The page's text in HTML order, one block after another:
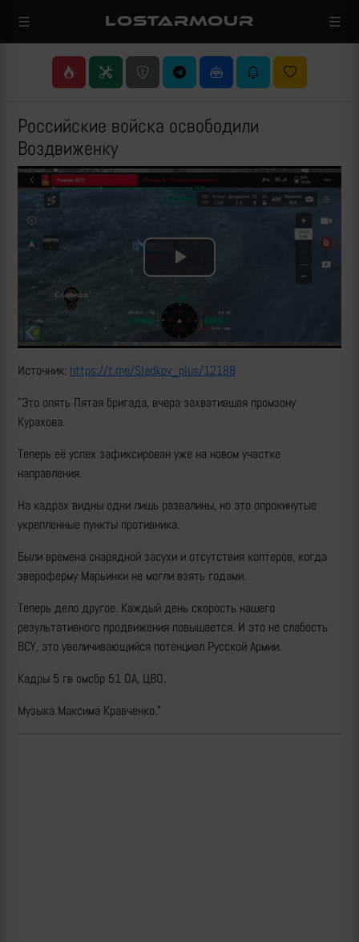
LOSTARMOUR
Российские войска освободили
Воздвиженку
Play
Video
Источник: https://t.me/Sladkov_plus/12188
"Это опять Пятая бригада, вчера захватившая промзону
Курахова.
Теперь её успех зафиксирован уже на новом участке
направления.
На кадрах видны одни лишь развалины, но это опрокинутые
укрепленные пункты противника.
Были времена снарядной засухи и отсутствия коптеров, когда
звероферму Марьинки не могли взять годами.
Теперь дело другое. Каждый день скорость нашего
результативного продвижения повышается. И это не слабость
ВСУ, это увеличивающийся потенциал Русской Армии.
Кадры 5 гв омсбр 51 ОА, ЦВО.
Музыка Максима Кравченко."